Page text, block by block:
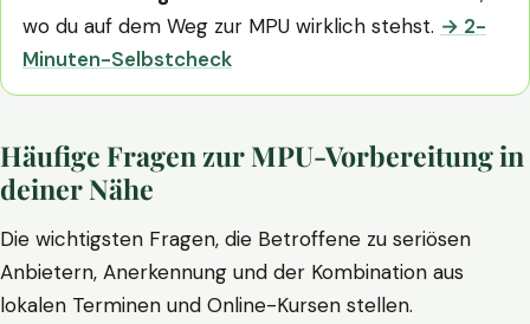
wo du auf dem Weg zur MPU wirklich stehst. → 2-
Minuten-Selbstcheck
Häufige Fragen zur MPU-Vorbereitung in
deiner Nähe
Die wichtigsten Fragen, die Betroffene zu seriösen
Anbietern, Anerkennung und der Kombination aus
lokalen Terminen und Online-Kursen stellen.